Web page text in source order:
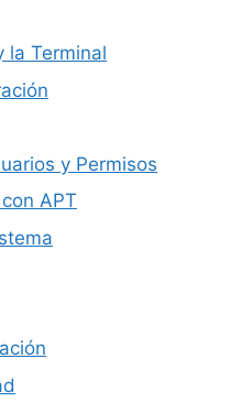
la Terminal
y Permisos
APT